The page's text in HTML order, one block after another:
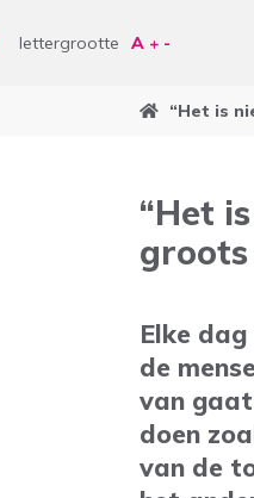
lettergrootte
Zorgaanbod
“Het is
“Het
groots
Elke
de
van
doen
van de